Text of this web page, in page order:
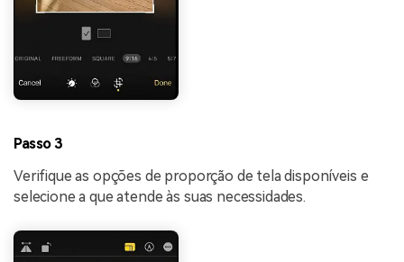
Passo 3
Verifique as opções de proporção de tela disponíveis e
selecione a que atende às suas necessidades.